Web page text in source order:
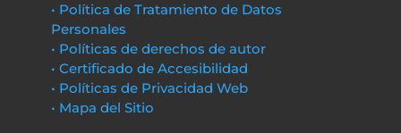
• Política de Tratamiento de Datos
Personales
• Políticas de derechos de autor
• Certificado de Accesibilidad
• Políticas de Privacidad Web
• Mapa del Sitio